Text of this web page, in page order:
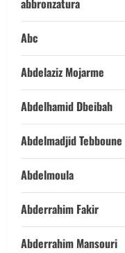
abbronzatura
Abc
Abdelaziz Mojarme
Abdelhamid Dbeibah
Abdelmadjid Tebboune
Abdelmoula
Abderrahim Fakir
Abderrahim Mansouri